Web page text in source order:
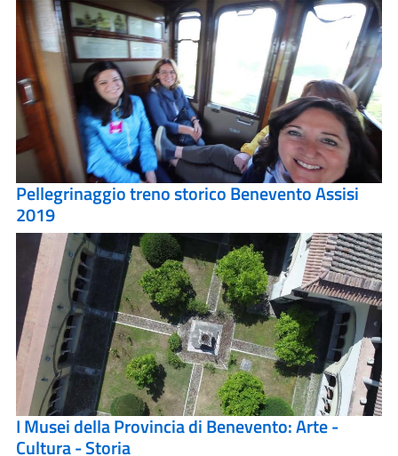
Pellegrinaggio treno storico Benevento Assisi
2019
I Musei della Provincia di Benevento: Arte -
Cultura - Storia